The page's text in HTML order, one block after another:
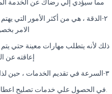
مما سيؤدي إلي رضاك عن الخدمة
٢-الدقة ، هي من أكثر الأمور التي
الامر
ذلك لأنه يتطلب مهارات معينة حتي
إعاقته عن
٣-السرعة في تقديم الخدمات ، حين لذا يعد التوكيل مقصد كافة العملاء الراغبين
.في الحصول علي خدمات تصليح